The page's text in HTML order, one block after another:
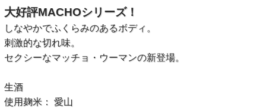
大好評MACHOシリーズ！
しなやかでふくらみのあるボディ。
刺激的な切れ味。
セクシーなマッチョ・ウーマンの新登場。
生酒
使用麹米： 愛山